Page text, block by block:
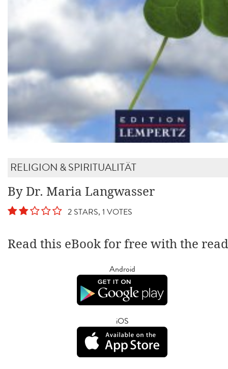
RELIGION & SPIRITUALITÄT
By Dr. Maria Langwasser
2 STARS, 1 VOTES
Read this eBook for free with the
Android
iOS